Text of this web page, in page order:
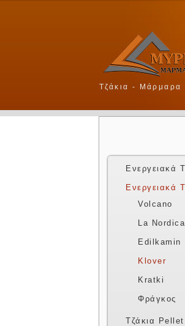
Τζάκια - Μάρμαρα
Ενεργειακά
Ενεργειακά
Volcano
La Nordica
Edilkamin
Klover
Kratki
Φράγκος
Τζάκια